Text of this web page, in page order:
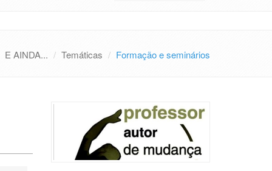
E AINDA... Temáticas Formação e seminários